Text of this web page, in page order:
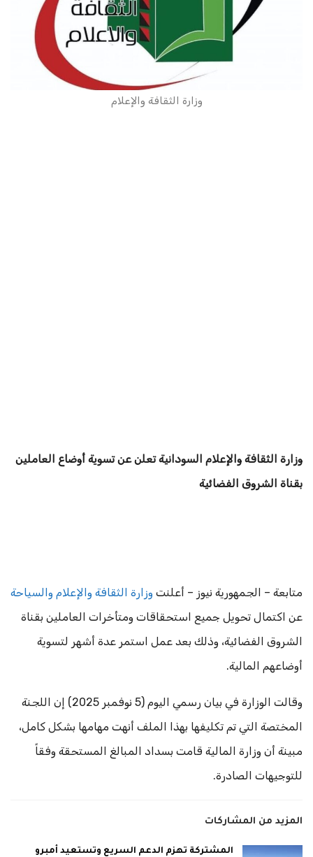
وزارة الثقافة والإعلام
وزارة الثقافة والإعلام السودانية تعلن عن تسوية أوضاع العاملين
بقناة الشروق الفضائية
متابعة – الجمهورية نيوز – أعلنت وزارة الثقافة والإعلام والسياحة
عن اكتمال تحويل جميع استحقاقات ومتأخرات العاملين بقناة
الشروق الفضائية، وذلك بعد عمل استمر عدة أشهر لتسوية
أوضاعهم المالية.
وقالت الوزارة في بيان رسمي اليوم (5 نوفمبر 2025) إن اللجنة
المختصة التي تم تكليفها بهذا الملف أنهت مهامها بشكل كامل،
مبينة أن وزارة المالية قامت بسداد المبالغ المستحقة وفقاً
للتوجيهات الصادرة.
المزيد من المشاركات
المشتركة تهزم الدعم السريع وتستعيد أمبرو